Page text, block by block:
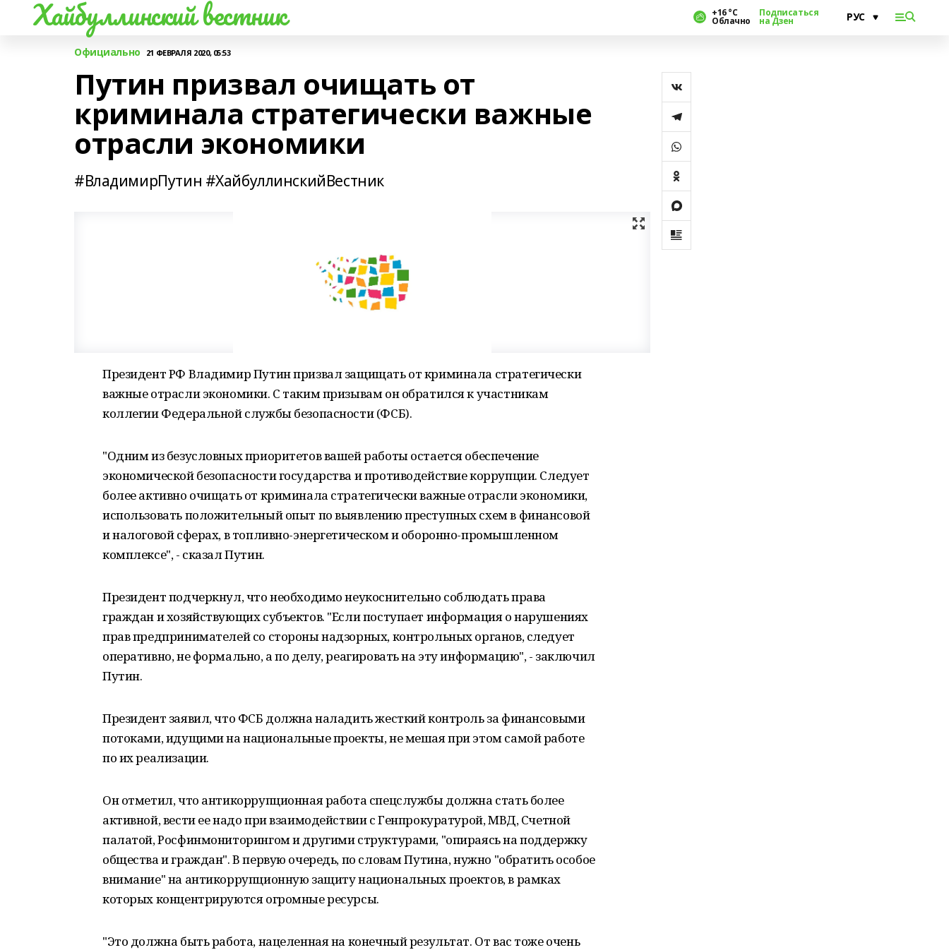
Хайбуллинский вестник +16 °С
Облачно
Подписаться
на Дзен
Официально 21 ФЕВРАЛЯ 2020, 05:53
Путин призвал очищать от
криминала стратегически важные
отрасли экономики
#ВладимирПутин #ХайбуллинскийВестник
Президент РФ Владимир Путин призвал защищать от криминала стратегически
важные отрасли экономики. С таким призывам он обратился к участникам
коллегии Федеральной службы безопасности (ФСБ).
"Одним из безусловных приоритетов вашей работы остается обеспечение
экономической безопасности государства и противодействие коррупции. Следует
более активно очищать от криминала стратегически важные отрасли экономики,
использовать положительный опыт по выявлению преступных схем в финансовой
и налоговой сферах, в топливно-энергетическом и оборонно-промышленном
комплексе", - сказал Путин.
Президент подчеркнул, что необходимо неукоснительно соблюдать права
граждан и хозяйствующих субъектов. "Если поступает информация о нарушениях
прав предпринимателей со стороны надзорных, контрольных органов, следует
оперативно, не формально, а по делу, реагировать на эту информацию", - заключил
Путин.
Президент заявил, что ФСБ должна наладить жесткий контроль за финансовыми
потоками, идущими на национальные проекты, не мешая при этом самой работе
по их реализации.
Он отметил, что антикоррупционная работа спецслужбы должна стать более
активной, вести ее надо при взаимодействии с Генпрокуратурой, МВД, Счетной
палатой, Росфинмониторингом и другими структурами, "опираясь на поддержку
общества и граждан". В первую очередь, по словам Путина, нужно "обратить особое
внимание" на антикоррупционную защиту национальных проектов, в рамках
которых концентрируются огромные ресурсы.
"Это должна быть работа, нацеленная на конечный результат. От вас тоже очень